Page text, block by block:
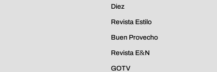
Diez
Revista Estilo
Buen Provecho
Revista E&N
GOTV